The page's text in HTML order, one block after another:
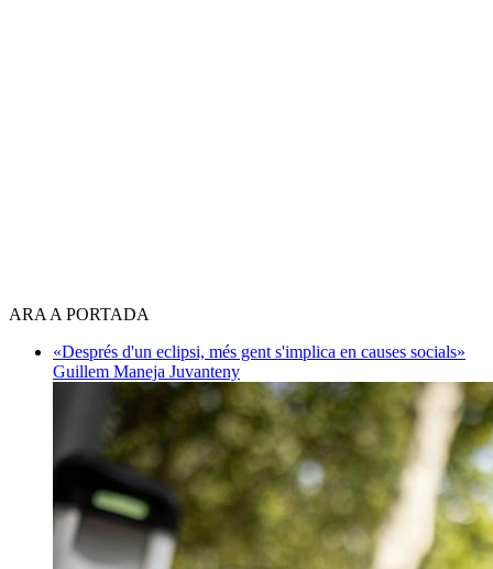
ARA A PORTADA
«Després d'un eclipsi, més gent s'implica en causes socials»
Guillem Maneja Juvanteny